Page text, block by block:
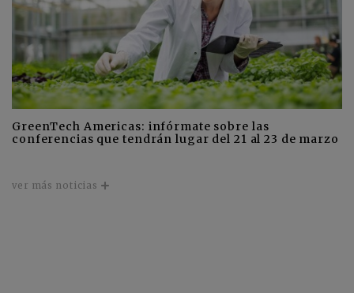
GreenTech Americas: infórmate sobre las
conferencias que tendrán lugar del 21 al 23 de marzo
ver más noticias